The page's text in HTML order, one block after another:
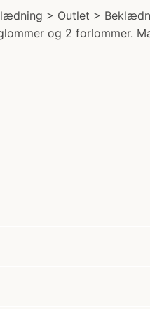
> Outlet >
og 2 forlommer.